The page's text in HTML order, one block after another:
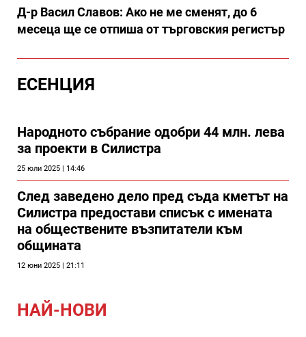
Д-р Васил Славов: Ако не ме сменят, до 6
месеца ще се отпиша от търговския регистър
ЕСЕНЦИЯ
Народното събрание одобри 44 млн. лева
за проекти в Силистра
25 юли 2025 | 14:46
След заведено дело пред съда кметът на
Силистра предостави списък с имената
на обществените възпитатели към
общината
12 юни 2025 | 21:11
НАЙ-НОВИ